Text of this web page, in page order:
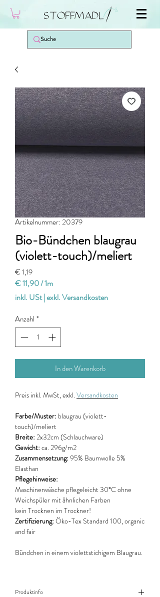
Artikelnummer: 20379
Bio-Bündchen blaugrau
(violett-touch)/meliert
€ 1,19Preis
€ 11,90/1m
€ 11,90
pro
1
Meter
inkl. USt|exkl. Versandkosten
Anzahl *
In den Warenkorb
Preis inkl. MwSt, exkl. Versandkosten
Farbe/Muster: blaugrau (violett-
touch)/meliert
Breite: 2x32cm (Schlauchware)
Gewicht: ca. 296g/m2
Zusammensetzung: 95% Baumwolle 5%
Elasthan
Pflegehinweise:
Maschinenwäsche pflegeleicht 30°C ohne
Weichspüler mit ähnlichen Farben
kein Trocknen im Trockner!
Zertifizierung: Öko-Tex Standard 100, organic
and fair
Bündchen in einem violettstichigem Blaugrau.
Produktinfo